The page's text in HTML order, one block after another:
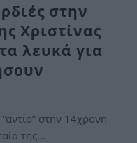
στην
Χριστίνας
λευκά για
στην 14χρονη
της…